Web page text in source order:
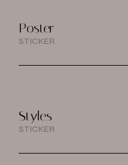
Poster
STICKER
Styles
STICKER